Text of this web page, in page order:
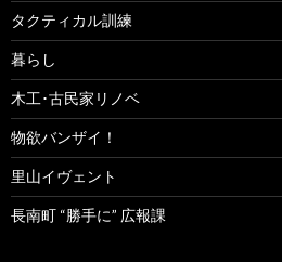
タクティカル訓練
暮らし
木工･古民家リノベ
物欲バンザイ！
里山イヴェント
長南町 “勝手に” 広報課